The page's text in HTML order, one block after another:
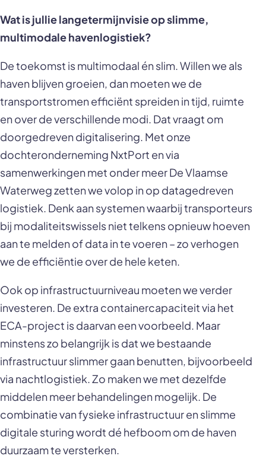
Wat is jullie langetermijnvisie op slimme,
multimodale havenlogistiek?
De toekomst is multimodaal én slim. Willen we als
haven blijven groeien, dan moeten we de
transportstromen efficiënt spreiden in tijd, ruimte
en over de verschillende modi. Dat vraagt om
doorgedreven digitalisering. Met onze
dochteronderneming NxtPort en via
samenwerkingen met onder meer De Vlaamse
Waterweg zetten we volop in op datagedreven
logistiek. Denk aan systemen waarbij transporteurs
bij modaliteitswissels niet telkens opnieuw hoeven
aan te melden of data in te voeren – zo verhogen
we de efficiëntie over de hele keten.
Ook op infrastructuurniveau moeten we verder
investeren. De extra containercapaciteit via het
ECA-project is daarvan een voorbeeld. Maar
minstens zo belangrijk is dat we bestaande
infrastructuur slimmer gaan benutten, bijvoorbeeld
via nachtlogistiek. Zo maken we met dezelfde
middelen meer behandelingen mogelijk. De
combinatie van fysieke infrastructuur en slimme
digitale sturing wordt dé hefboom om de haven
duurzaam te versterken.